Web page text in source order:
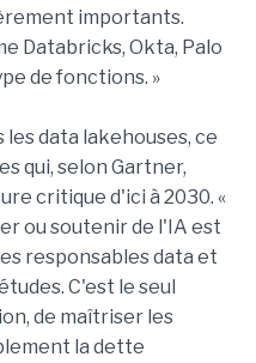
importants.
Databricks, Okta, Palo
de fonctions. »
data lakehouses, ce
qui, selon Gartner,
critique d'ici à 2030. «
ou soutenir de l'IA est
responsables data et
C'est le seul
de maîtriser les
la dette